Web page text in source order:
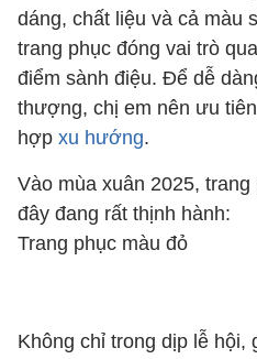
dáng, chất liệu và cả màu
trang phục đóng vai trò
điểm sành điệu. Để dễ
thượng, chị em nên ưu
hợp xu hướng.
Vào mùa xuân 2025,
đây đang rất thịnh hành:
Trang phục màu đỏ
Không chỉ trong dịp lễ hội,